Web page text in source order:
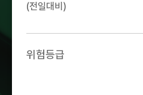
(전일대비)
위험등급